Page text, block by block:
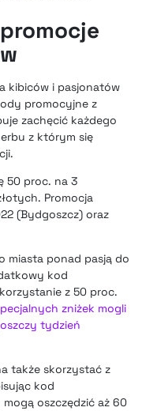
kibiców i pasjonatów
promocyjne z
zachęcić każdego
z którym się
50 proc. na 3
Promocja
(Bydgoszcz) oraz
miasta ponad pasją do
kod
z 50 proc.
zniżek mogli
tydzień
także skorzystać z
kod
mogą oszczędzić aż 60